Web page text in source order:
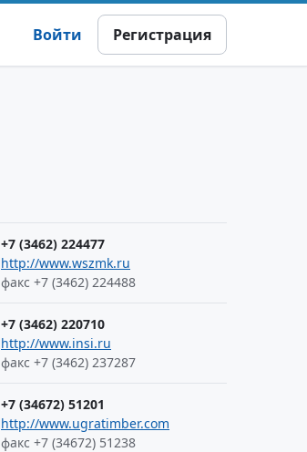
Войти Регистрация
+7 (3462) 224477
http://www.wszmk.ru
факс +7 (3462) 224488
+7 (3462) 220710
http://www.insi.ru
факс +7 (3462) 237287
+7 (34672) 51201
http://www.ugratimber.com
факс +7 (34672) 51238